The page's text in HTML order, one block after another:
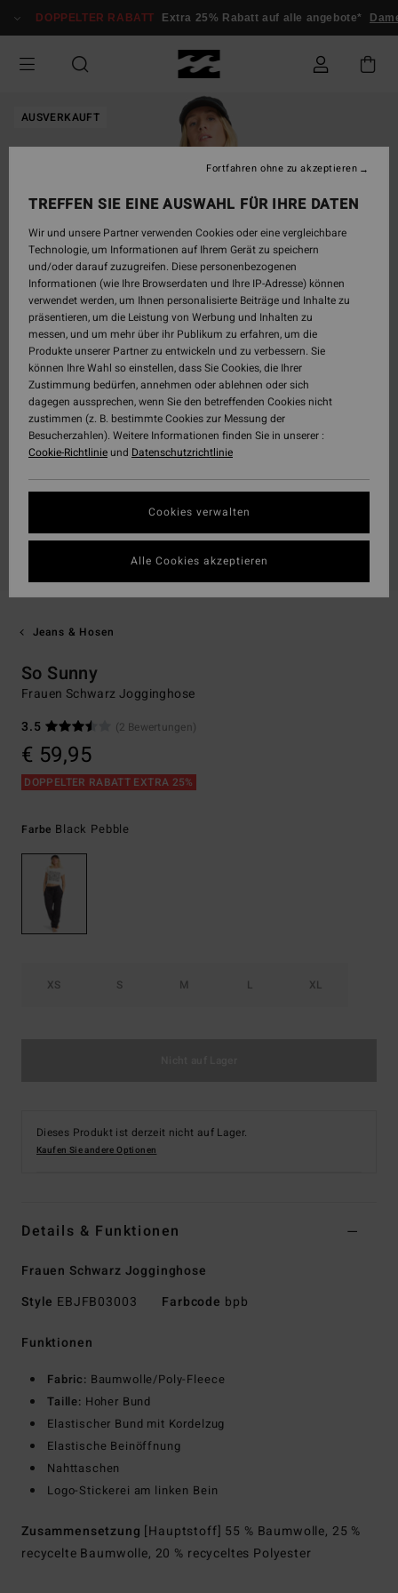
zur
springen
DOPPELTER RABATT Extra 25% Rabatt auf alle angebote*
AUSVERKAUFT
Jeans & Hosen
So Sunny
Frauen Schwarz Jogginghose
3.5
(2 Bewertungen)
€ 59,95
DOPPELTER RABATT EXTRA 25%
Farbe Black Pebble
XS S M L XL
Dieses Produkt ist derzeit nicht auf Lager.
Kaufen Sie andere Optionen
Details & Funktionen
Frauen Schwarz Jogginghose
Style EBJFB03003 Farbcode bpb
Funktionen
Fabric: Baumwolle/Poly-Fleece
Taille: Hoher Bund
Elastischer Bund mit Kordelzug
Elastische Beinöffnung
Nahttaschen
Logo-Stickerei am linken Bein
Zusammensetzung [Hauptstoff] 55 % Baumwolle, 25 %
recycelte Baumwolle, 20 % recyceltes Polyester
TREFFEN SIE EINE AUSWAHL FÜR IHRE DATEN
Wir und unsere Partner verwenden Cookies oder eine vergleichbare
Technologie, um Informationen auf Ihrem Gerät zu speichern
und/oder darauf zuzugreifen. Diese personenbezogenen
Informationen (wie Ihre Browserdaten und Ihre IP-Adresse) können
verwendet werden, um Ihnen personalisierte Beiträge und Inhalte zu
präsentieren, um die Leistung von Werbung und Inhalten zu
messen, und um mehr über ihr Publikum zu erfahren, um die
Produkte unserer Partner zu entwickeln und zu verbessern. Sie
können Ihre Wahl so einstellen, dass Sie Cookies, die Ihrer
Zustimmung bedürfen, annehmen oder ablehnen oder sich
dagegen aussprechen, wenn Sie den betreffenden Cookies nicht
zustimmen (z. B. bestimmte Cookies zur Messung der
Besucherzahlen). Weitere Informationen finden Sie in unserer :
Cookie-Richtlinieund Datenschutzrichtlinie
Cookies verwalten
Fortfahren ohne zu akzeptieren
Alle Cookies akzeptieren